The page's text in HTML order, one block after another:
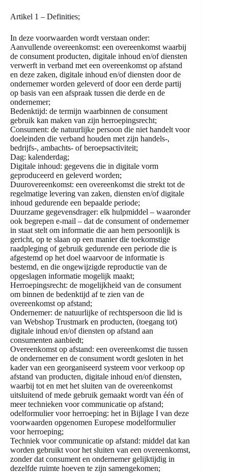
Artikel 1 – Definities;
In deze voorwaarden wordt verstaan onder:
Aanvullende overeenkomst: een overeenkomst waarbij
de consument producten, digitale inhoud en/of diensten
verwerft in verband met een overeenkomst op afstand
en deze zaken, digitale inhoud en/of diensten door de
ondernemer worden geleverd of door een derde partij
op basis van een afspraak tussen die derde en de
ondernemer;
Bedenktijd: de termijn waarbinnen de consument
gebruik kan maken van zijn herroepingsrecht;
Consument: de natuurlijke persoon die niet handelt voor
doeleinden die verband houden met zijn handels-,
bedrijfs-, ambachts- of beroepsactiviteit;
Dag: kalenderdag;
Digitale inhoud: gegevens die in digitale vorm
geproduceerd en geleverd worden;
Duurovereenkomst: een overeenkomst die strekt tot de
regelmatige levering van zaken, diensten en/of digitale
inhoud gedurende een bepaalde periode;
Duurzame gegevensdrager: elk hulpmiddel – waaronder
ook begrepen e-mail – dat de consument of ondernemer
in staat stelt om informatie die aan hem persoonlijk is
gericht, op te slaan op een manier die toekomstige
raadpleging of gebruik gedurende een periode die is
afgestemd op het doel waarvoor de informatie is
bestemd, en die ongewijzigde reproductie van de
opgeslagen informatie mogelijk maakt;
Herroepingsrecht: de mogelijkheid van de consument
om binnen de bedenktijd af te zien van de
overeenkomst op afstand;
Ondernemer: de natuurlijke of rechtspersoon die lid is
van Webshop Trustmark en producten, (toegang tot)
digitale inhoud en/of diensten op afstand aan
consumenten aanbiedt;
Overeenkomst op afstand: een overeenkomst die tussen
de ondernemer en de consument wordt gesloten in het
kader van een georganiseerd systeem voor verkoop op
afstand van producten, digitale inhoud en/of diensten,
waarbij tot en met het sluiten van de overeenkomst
uitsluitend of mede gebruik gemaakt wordt van één of
meer technieken voor communicatie op afstand;
odelformulier voor herroeping: het in Bijlage I van deze
voorwaarden opgenomen Europese modelformulier
voor herroeping;
Techniek voor communicatie op afstand: middel dat kan
worden gebruikt voor het sluiten van een overeenkomst,
zonder dat consument en ondernemer gelijktijdig in
dezelfde ruimte hoeven te zijn samengekomen;